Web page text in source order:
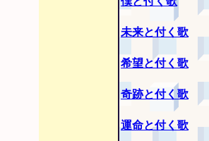
未来と付く歌
希望と付く歌
奇跡と付く歌
運命と付く歌